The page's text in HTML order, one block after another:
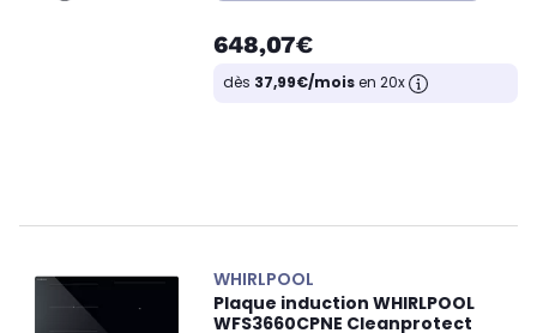
648,07€
dès 37,99€/moisen 20x
WHIRLPOOL
Plaque induction WHIRLPOOL
WFS3660CPNE Cleanprotect